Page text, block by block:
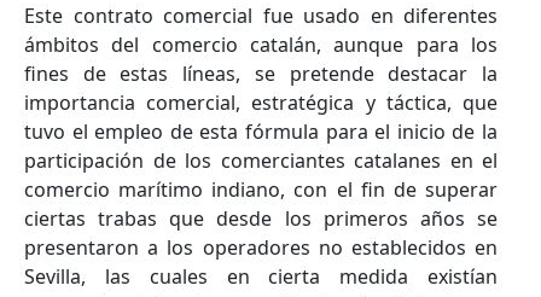
Este contrato comercial fue usado en diferentes
ámbitos del comercio catalán, aunque para los
fines de estas líneas, se pretende destacar la
importancia comercial, estratégica y táctica, que
tuvo el empleo de esta fórmula para el inicio de la
participación de los comerciantes catalanes en el
comercio marítimo indiano, con el fin de superar
ciertas trabas que desde los primeros años se
presentaron a los operadores no establecidos en
Sevilla, las cuales en cierta medida existían